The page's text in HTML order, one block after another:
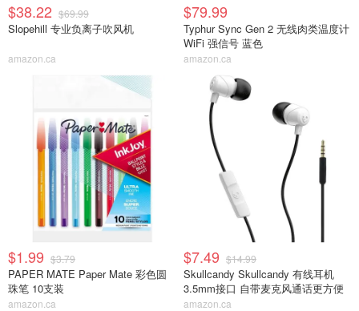
$38.22 $69.99
Slopehill 专业负离子吹风机
amazon.ca
$79.99
Typhur Sync Gen 2 无线肉类温度计
WiFi 强信号 蓝色
amazon.ca
$1.99 $3.79
PAPER MATE Paper Mate 彩色圆
珠笔 10支装
amazon.ca
$7.49 $14.99
Skullcandy Skullcandy 有线耳机
3.5mm接口 自带麦克风通话更方便
amazon.ca